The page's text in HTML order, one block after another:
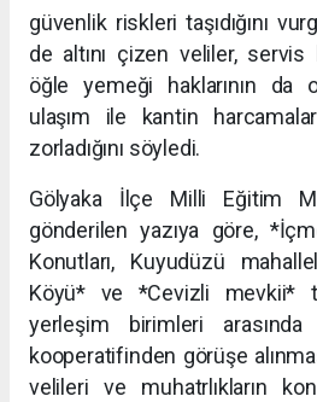
güvenlik riskleri taşıdığını
de altını çizen veliler, servis
öğle yemeği haklarının da
ulaşım ile kantin
zorladığını söyledi.
Gölyaka İlçe Milli Eğitim
gönderilen yazıya göre,
Konutları, Kuyudüzü
Köyü* ve *Cevizli mevkii*
yerleşim birimleri arasında
kooperatifinden görüşe
velileri ve muhatrlıkların